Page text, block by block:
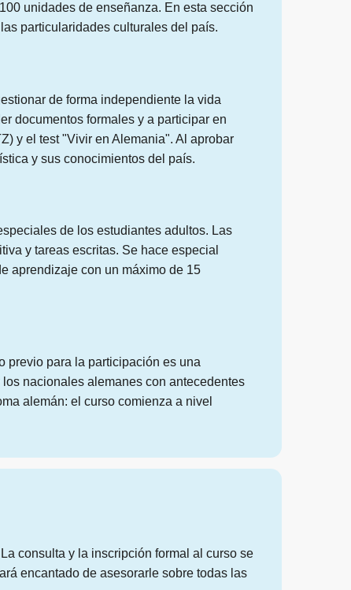
unidades de enseñanza. En esta sección
particularidades culturales del país.
de forma independiente la vida
documentos formales y a participar en
y el test "Vivir en Alemania". Al aprobar
y sus conocimientos del país.
de los estudiantes adultos. Las
y tareas escritas. Se hace especial
aprendizaje con un máximo de 15
previo para la participación es una
nacionales alemanes con antecedentes
alemán: el curso comienza a nivel
consulta y la inscripción formal al curso se
encantado de asesorarle sobre todas las